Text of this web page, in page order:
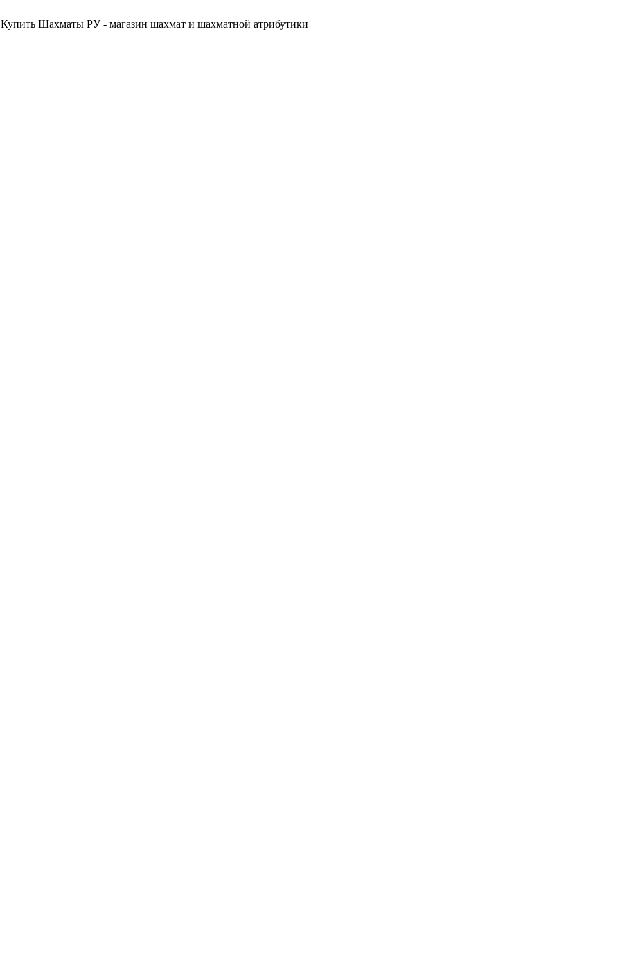
Купить Шахматы РУ - магазин шахмат и шахматной атрибутики